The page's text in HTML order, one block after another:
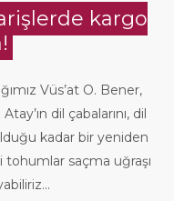
kargo
Vüs’at O. Bener,
dil çabalarını, dil
kadar bir yeniden
tohumlar saçma uğraşı